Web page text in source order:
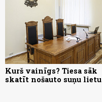
Kurš vainīgs? Tiesa sāk
skatīt nošauto suņu lietu